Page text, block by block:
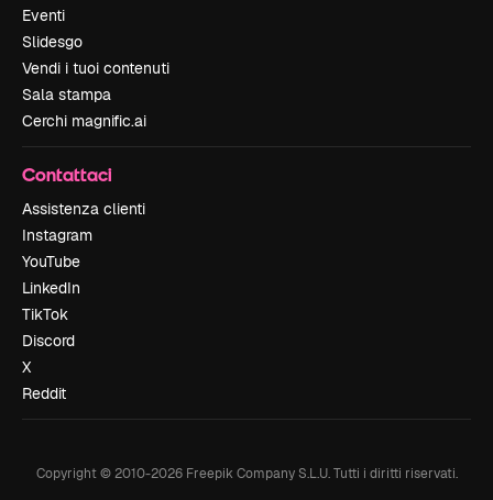
Eventi
Slidesgo
Vendi i tuoi contenuti
Sala stampa
Cerchi magnific.ai
Contattaci
Assistenza clienti
Instagram
YouTube
LinkedIn
TikTok
Discord
X
Reddit
Copyright © 2010-2026Freepik Company S.L.U. Tutti i diritti riservati.